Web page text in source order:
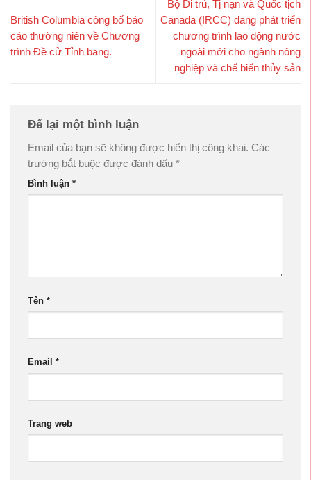
British Columbia công bố báo
cáo thường niên về Chương
trình Đề cử Tỉnh bang.
Bộ Di trú, Tị nạn và Quốc tịch
Canada (IRCC) đang phát triển
chương trình lao động nước
ngoài mới cho ngành nông
nghiệp và chế biến thủy sản
Để lại một bình luận
Email của bạn sẽ không được hiển thị công khai. Các
trường bắt buộc được đánh dấu *
Bình luận *
Tên *
Email *
Trang web